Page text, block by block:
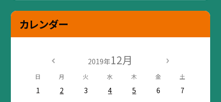
カレンダー
2019年12月
日 月 火 水 木 金 土
1 2 3 4 5 6
7